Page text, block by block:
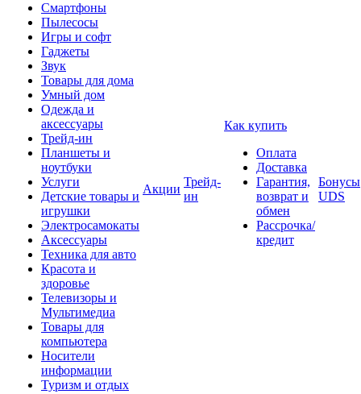
Смартфоны
Пылесосы
Игры и софт
Гаджеты
Звук
Товары для дома
Умный дом
Одежда и
аксессуары
Трейд-ин
Планшеты и
ноутбуки
Услуги
Детские товары и
игрушки
Электросамокаты
Аксессуары
Техника для авто
Красота и
здоровье
Телевизоры и
Мультимедиа
Товары для
компьютера
Носители
информации
Туризм и отдых
Акции
Трейд-
ин
Как купить
Оплата
Доставка
Гарантия,
возврат и
обмен
Рассрочка/
кредит
Бонусы
UDS